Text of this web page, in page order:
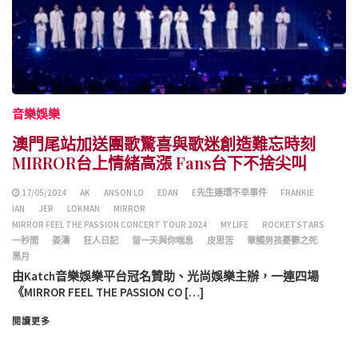
音樂娛樂
澳門尾站加送團歌驚喜與歌迷創造難忘時刻
MIRROR台上情緒高漲 Fans台下不捨尖叫
17/05/2024 AK ANSON LO EDAN E先生連環不幸事件
FRANKIE
IAN
JER LOKMAN
MIRROR
MIRROR FEEL THE PASSION CONCERT TOUR 2024
MY LIFE
ROCKETSTARS
一秒間
姜濤 狂人日記 留一天與你喘息 皮思苦
筆觸男孩憂鬱之死
黑月
由Katch音樂娛樂平台冠名贊助、光尚娛樂主辦，一連四場
《MIRROR FEEL THE PASSION CO […]
閱讀更多